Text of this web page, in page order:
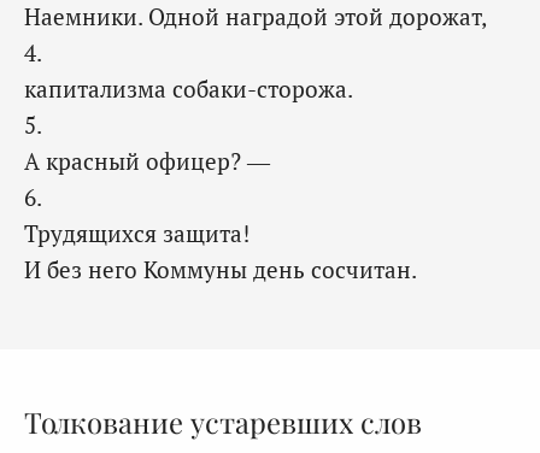
Наемники. Одной наградой этой дорожат,
4.
капитализма собаки-сторожа.
5.
А красный офицер? —
6.
Трудящихся защита!
И без него Коммуны день сосчитан.
Толкование устаревших слов